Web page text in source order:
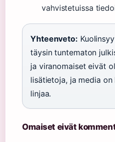
vahvistetuissa
Yhteenveto:
täysin tuntematon
ja viranomaiset eivät
lisätietoja, ja media
linjaa.
Omaiset eivät